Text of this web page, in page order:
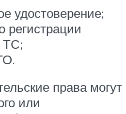
удостоверение;
регистрации
ТС;
права могут
или